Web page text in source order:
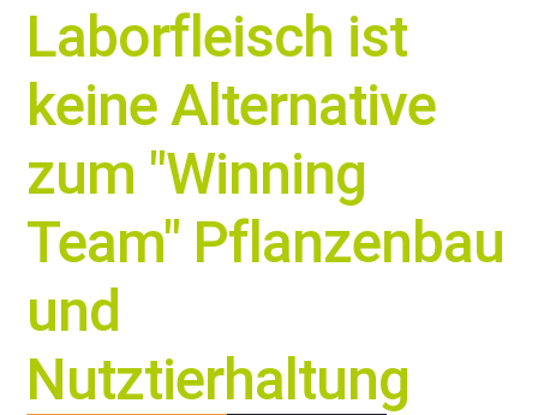
Laborfleisch ist
keine Alternative
zum Winning
Team Pflanzenbau
und
Nutztierhaltung